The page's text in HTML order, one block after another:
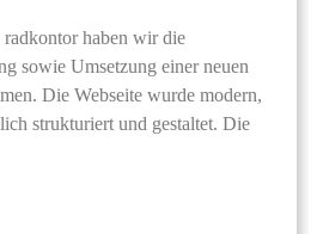
haben wir die
sowie Umsetzung einer neuen
Die Webseite wurde modern,
strukturiert und gestaltet. Die